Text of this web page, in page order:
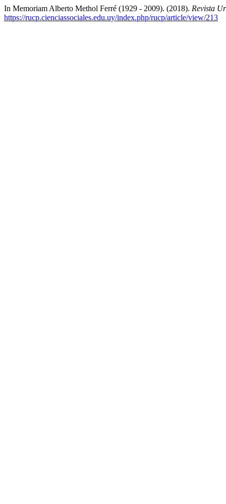
In Memoriam Alberto Methol Ferré (1929 - 2009). (2018). Revista
https://rucp.cienciassociales.edu.uy/index.php/rucp/article/view/213